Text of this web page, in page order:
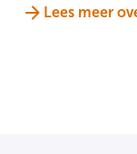
Lees meer